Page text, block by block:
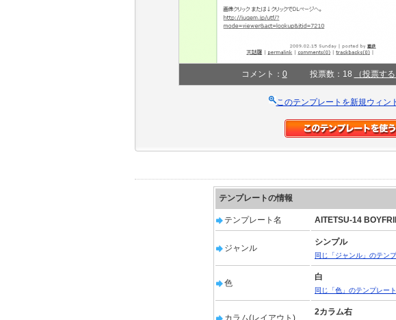
コメント： 0 投票数：18 （投票する
このテンプレートを新規ウィン
テンプレートの情報
テンプレート名 AITETSU-14
ジャンル
シンプル
同じ「ジャンル」のテン
色
白
同じ「色」のテンプレー
カラム(レイアウト)
2カラム右